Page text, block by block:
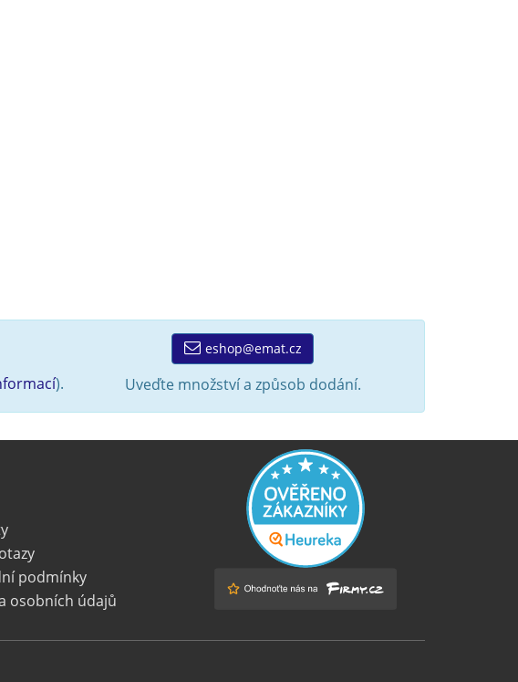
).
eshop@emat.cz
Uveďte množství a způsob dodání.
podmínky
osobních údajů